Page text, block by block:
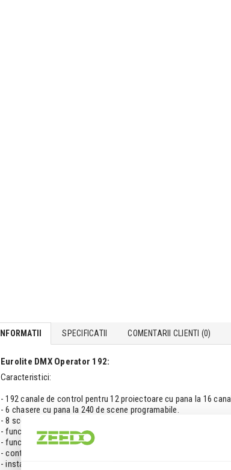
INFORMATII SPECIFICATII COMENTARII CLIENTI (0)
Eurolite DMX Operator 192:
Caracteristici:
- 192 canale de control pentru 12 proiectoare cu pana la 16
- 6 chasere cu pana la 240 de scene programabile.
- 8 scene presetate.
- functie Copy pentru scene, programe si inregistrari.
- functie Blacout.
- control Sound via microfon integrat.
- instalare rack cu 3U.